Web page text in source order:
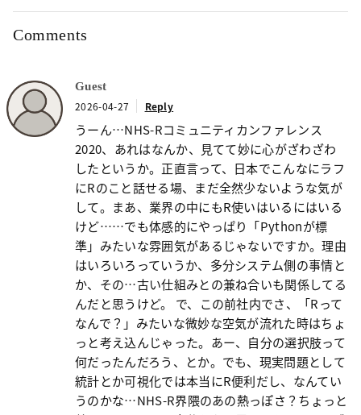
Comments
Guest
2026-04-27 Reply
うーん…NHS-Rコミュニティカンファレンス
2020、あれはなんか、見てて妙に心がざわざわ
したというか。正直言って、日本でこんなにラフ
にRのこと話せる場、まだ全然少ないような気が
して。まあ、業界の中にもR使いはいるにはいる
けど……でも体感的にやっぱり「Pythonが標
準」みたいな雰囲気があるじゃないですか。理由
はいろいろっていうか、多分システム側の事情と
か、その…古い仕組みとの兼ね合いも関係してる
んだと思うけど。 で、この前社内でさ、「Rって
なんで？」みたいな微妙な空気が流れた時はちょ
っと考え込んじゃった。あー、自分の選択肢って
何だったんだろう、とか。でも、現実問題として
統計とか可視化では本当にR便利だし、なんてい
うのかな…NHS-R界隈のあの熱っぽさ？ちょっと